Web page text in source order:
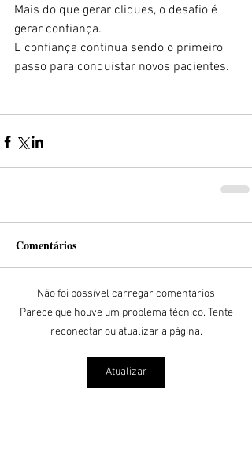
Mais do que gerar cliques, o desafio é
gerar confiança.
E confiança continua sendo o primeiro
passo para conquistar novos pacientes.
Comentários
Não foi possível carregar comentários
Parece que houve um problema técnico. Tente
reconectar ou atualizar a página.
Atualizar